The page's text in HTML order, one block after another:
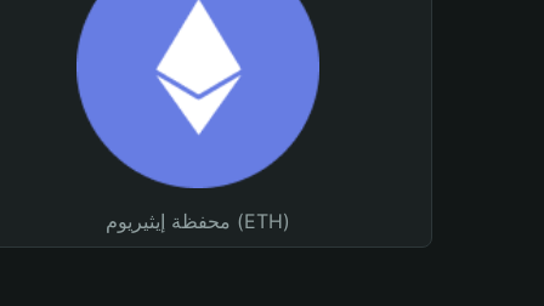
محفظة إيثيريوم (ETH)